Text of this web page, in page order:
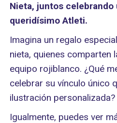
Nieta, juntos celebrando
queridísimo Atleti.
Imagina un regalo
nieta, quienes comparten
equipo rojiblanco. ¿Qué
celebrar su vínculo único
ilustración personalizada?
Igualmente, puedes ver